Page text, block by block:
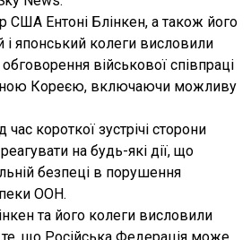
США Ентоні Блінкен, а також його
і японський колеги висловили
військової співпраці
Кореєю, включаючи можливу
короткої зустрічі сторони
на будь-які дії, що
безпеці в порушення
ООН.
та його колеги висловили